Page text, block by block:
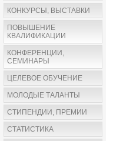
КОНКУРСЫ, ВЫСТАВКИ
ПОВЫШЕНИЕ
КВАЛИФИКАЦИИ
КОНФЕРЕНЦИИ,
СЕМИНАРЫ
ЦЕЛЕВОЕ ОБУЧЕНИЕ
МОЛОДЫЕ ТАЛАНТЫ
СТИПЕНДИИ, ПРЕМИИ
СТАТИСТИКА